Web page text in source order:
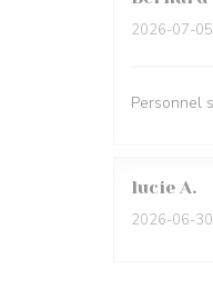
2026-07-05
Personnel
lucie A
2026-06-30